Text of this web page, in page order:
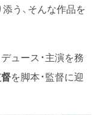
う、そんな作品を
ュース・主演を務
を脚本・監督に迎